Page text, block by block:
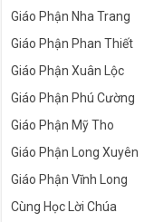
Giáo Phận Nha Trang
Giáo Phận Phan Thiết
Giáo Phận Xuân Lộc
Giáo Phận Phú Cường
Giáo Phận Mỹ Tho
Giáo Phận Long Xuyên
Giáo Phận Vĩnh Long
Cùng Học Lời Chúa